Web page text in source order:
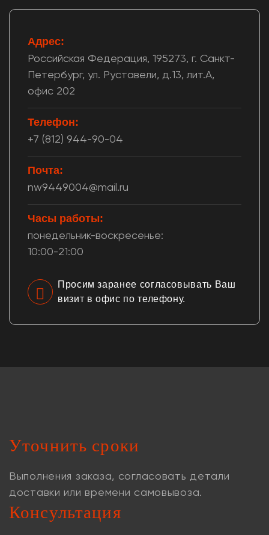
Адрес:
Российская Федерация, 195273, г. Санкт-
Петербург, ул. Руставели, д.13, лит.А,
офис 202
Телефон:
+7 (812) 944-90-04
Почта:
nw9449004@mail.ru
Часы работы:
понедельник-воскресенье:
10:00-21:00
Просим заранее согласовывать Ваш
визит в офис по телефону.
Уточнить сроки
Выполнения заказа, согласовать детали
доставки или времени самовывоза.
Консультация